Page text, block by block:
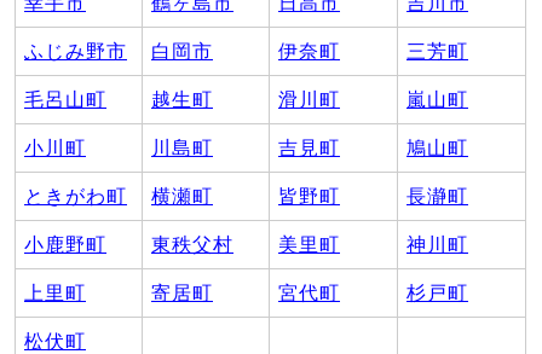
ふじみ野市 白岡市 伊奈町 三芳町
毛呂山町 越生町 滑川町 嵐山町
小川町 川島町 吉見町 鳩山町
ときがわ町 横瀬町 皆野町 長瀞町
小鹿野町 東秩父村 美里町 神川町
上里町 寄居町 宮代町 杉戸町
松伏町